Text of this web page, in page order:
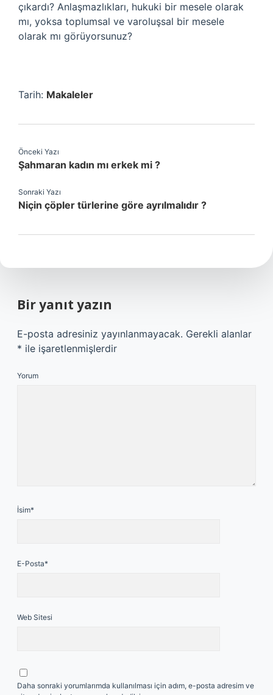
çıkardı? Anlaşmazlıkları, hukuki bir mesele olarak
mı, yoksa toplumsal ve varoluşsal bir mesele
olarak mı görüyorsunuz?
Tarih: Makaleler
Önceki Yazı
Şahmaran kadın mı erkek mi ?
Sonraki Yazı
Niçin çöpler türlerine göre ayrılmalıdır ?
Bir yanıt yazın
E-posta adresiniz yayınlanmayacak. Gerekli alanlar
* ile işaretlenmişlerdir
Yorum
İsim*
E-Posta*
Web Sitesi
Daha sonraki yorumlarımda kullanılması için adım, e-posta adresim ve